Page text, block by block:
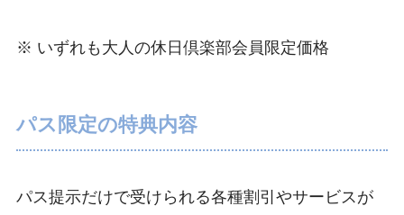
※ いずれも大人の休日倶楽部会員限定価格
パス限定の特典内容
パス提示だけで受けられる各種割引やサービスが